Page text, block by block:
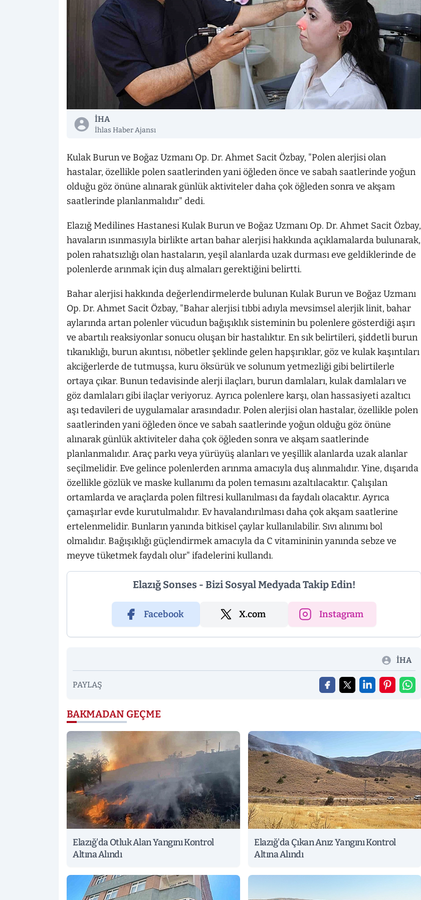
İHA
İhlas Haber Ajansı
Kulak Burun ve Boğaz Uzmanı Op. Dr. Ahmet Sacit Özbay, "Polen alerjisi olan
hastalar, özellikle polen saatlerinden yani öğleden önce ve sabah saatlerinde yoğun
olduğu göz önüne alınarak günlük aktiviteler daha çok öğleden sonra ve akşam
saatlerinde planlanmalıdır" dedi.
Elazığ Medilines Hastanesi Kulak Burun ve Boğaz Uzmanı Op. Dr. Ahmet Sacit Özbay,
havaların ısınmasıyla birlikte artan bahar alerjisi hakkında açıklamalarda bulunarak,
polen rahatsızlığı olan hastaların, yeşil alanlarda uzak durması eve geldiklerinde de
polenlerde arınmak için duş almaları gerektiğini belirtti.
Bahar alerjisi hakkında değerlendirmelerde bulunan Kulak Burun ve Boğaz Uzmanı
Op. Dr. Ahmet Sacit Özbay, "Bahar alerjisi tıbbi adıyla mevsimsel alerjik linit, bahar
aylarında artan polenler vücudun bağışıklık sisteminin bu polenlere gösterdiği aşırı
ve abartılı reaksiyonlar sonucu oluşan bir hastalıktır. En sık belirtileri, şiddetli burun
tıkanıklığı, burun akıntısı, nöbetler şeklinde gelen hapşırıklar, göz ve kulak kaşıntıları
akciğerlerde de tutmuşsa, kuru öksürük ve solunum yetmezliği gibi belirtilerle
ortaya çıkar. Bunun tedavisinde alerji ilaçları, burun damlaları, kulak damlaları ve
göz damlaları gibi ilaçlar veriyoruz. Ayrıca polenlere karşı, olan hassasiyeti azaltıcı
aşı tedavileri de uygulamalar arasındadır. Polen alerjisi olan hastalar, özellikle polen
saatlerinden yani öğleden önce ve sabah saatlerinde yoğun olduğu göz önüne
alınarak günlük aktiviteler daha çok öğleden sonra ve akşam saatlerinde
planlanmalıdır. Araç parkı veya yürüyüş alanları ve yeşillik alanlarda uzak alanlar
seçilmelidir. Eve gelince polenlerden arınma amacıyla duş alınmalıdır. Yine, dışarıda
özellikle gözlük ve maske kullanımı da polen temasını azaltılacaktır. Çalışılan
ortamlarda ve araçlarda polen filtresi kullanılması da faydalı olacaktır. Ayrıca
çamaşırlar evde kurutulmalıdır. Ev havalandırılması daha çok akşam saatlerine
ertelenmelidir. Bunların yanında bitkisel çaylar kullanılabilir. Sıvı alınımı bol
olmalıdır. Bağışıklığı güçlendirmek amacıyla da C vitamininin yanında sebze ve
meyve tüketmek faydalı olur" ifadelerini kullandı.
Elazığ Sonses - Bizi Sosyal Medyada Takip Edin!
Facebook X.com Instagram
İHA
PAYLAŞ
BAKMADAN GEÇME
Elazığ'da Otluk Alan Yangını Kontrol
Altına Alındı
Elazığ'da Çıkan Anız Yangını Kontrol
Altına Alındı